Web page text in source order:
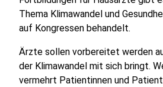
Thema Klimawandel und
auf Kongressen behandelt.
Ärzte sollen vorbereitet werden
der Klimawandel mit sich bringt.
vermehrt Patientinnen und